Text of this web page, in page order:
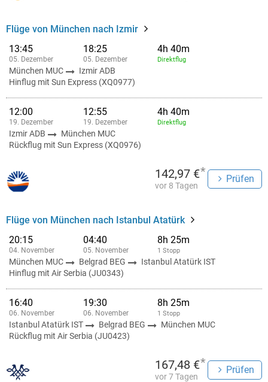
Flüge von München nach Izmir
13:45
05. Dezember
18:25
05. Dezember
4h 40m
Direktflug
München MUC
Izmir ADB
Hinflug mit Sun Express (XQ0977)
12:00
19. Dezember
12:55
19. Dezember
4h 40m
Direktflug
Izmir ADB
München MUC
Rückflug mit Sun Express (XQ0976)
142,97 €*
vor 8 Tagen
Prüfen
Flüge von München nach Istanbul Atatürk
20:15
04. November
04:40
05. November
8h 25m
1 Stopp
München MUC Belgrad BEG
Istanbul Atatürk IST
Hinflug mit Air Serbia (JU0343)
16:40
06. November
19:30
06. November
8h 25m
1 Stopp
Istanbul Atatürk IST Belgrad BEG
München MUC
Rückflug mit Air Serbia (JU0423)
167,48 €*
vor 7 Tagen
Prüfen